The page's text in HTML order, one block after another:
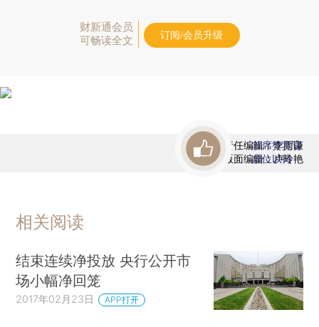
财新通会员
可畅读全文
订阅/会员升级
责任编辑：李雨谦
版面编辑：卢玲艳
首席赞赏官
虚位以待
相关阅读
结束连续净投放 央行公开市
场小幅净回笼
2017年02月23日 APP打开